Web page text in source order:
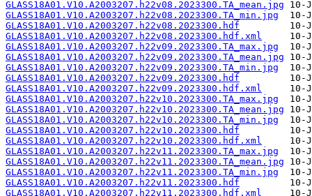
GLASS18A01.V10.A2003207.h22v08.2023300.TA_mean.jpg
GLASS18A01.V10.A2003207.h22v08.2023300.TA_min.jpg
GLASS18A01.V10.A2003207.h22v08.2023300.hdf
GLASS18A01.V10.A2003207.h22v08.2023300.hdf.xml
GLASS18A01.V10.A2003207.h22v09.2023300.TA_max.jpg
GLASS18A01.V10.A2003207.h22v09.2023300.TA_mean.jpg
GLASS18A01.V10.A2003207.h22v09.2023300.TA_min.jpg
GLASS18A01.V10.A2003207.h22v09.2023300.hdf
GLASS18A01.V10.A2003207.h22v09.2023300.hdf.xml
GLASS18A01.V10.A2003207.h22v10.2023300.TA_max.jpg
GLASS18A01.V10.A2003207.h22v10.2023300.TA_mean.jpg
GLASS18A01.V10.A2003207.h22v10.2023300.TA_min.jpg
GLASS18A01.V10.A2003207.h22v10.2023300.hdf
GLASS18A01.V10.A2003207.h22v10.2023300.hdf.xml
GLASS18A01.V10.A2003207.h22v11.2023300.TA_max.jpg
GLASS18A01.V10.A2003207.h22v11.2023300.TA_mean.jpg
GLASS18A01.V10.A2003207.h22v11.2023300.TA_min.jpg
GLASS18A01.V10.A2003207.h22v11.2023300.hdf
GLASS18A01.V10.A2003207.h22v11.2023300.hdf.xml